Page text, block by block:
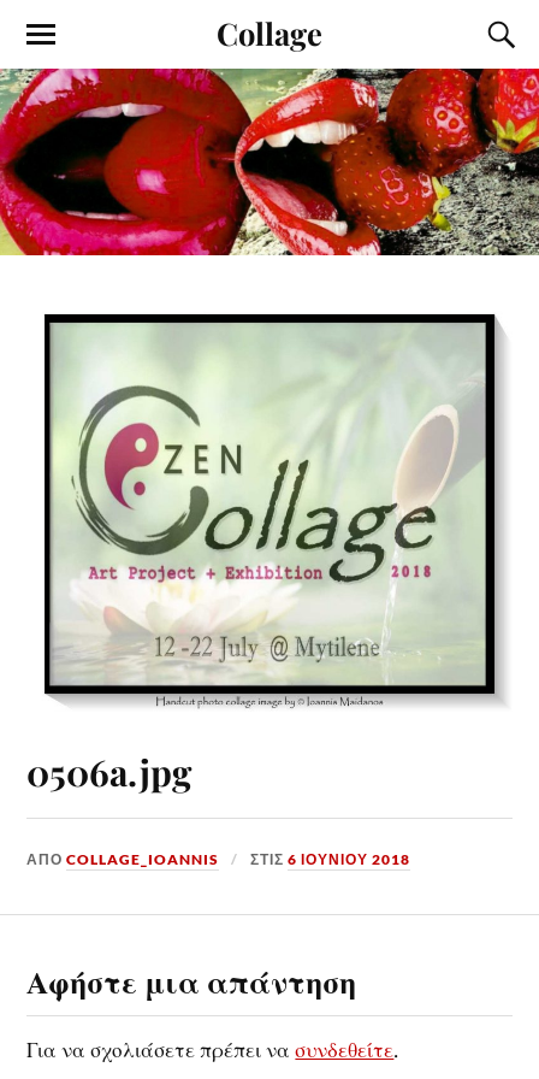
Collage
0506a.jpg
ΑΠΌCOLLAGE_IOANNIS ΣΤΙΣ6 ΙΟΥΝΊΟΥ 2018
Αφήστε μια απάντηση
Για να σχολιάσετε πρέπει νασυνδεθείτε.